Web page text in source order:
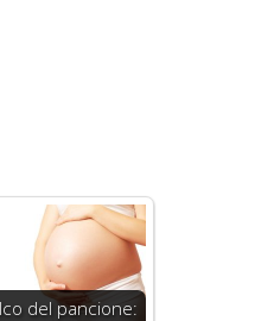
del pancione: